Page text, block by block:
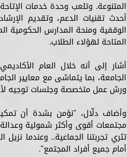
أحدث تقنيات الدعم، وتقديم
الوقفية ومنحة المدارس الحكومية
المتاحة لهؤلاء الطلاب.
الجامعة، بما يتماشى مع معايير
ورش عمل متخصصة وجلسات توجيه
وأضاف دلّال، "نؤمن بشدة أن
مجتمعات أقوى وأكثر شمولية
تثري تجربتنا الجماعية.. وعندما
أمام جميع أفراد المجتمع".